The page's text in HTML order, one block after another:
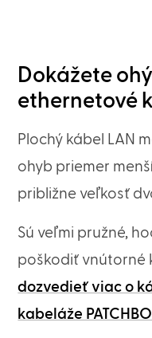
Dokážete
ethernetové
Plochý kábel LAN
ohyb priemer
približne veľkosť
Sú veľmi pružné,
poškodiť vnútorné
dozvedieť viac o
kabeláže